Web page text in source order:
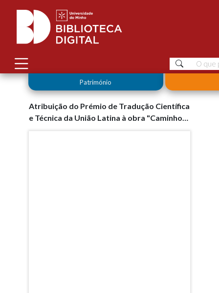
Património
Atribuição do Prémio de Tradução Científica
e Técnica da União Latina à obra "Caminhos